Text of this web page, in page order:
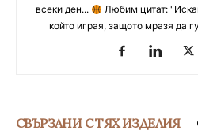
всеки ден...
Любим цитат:
който играя, защото мразя да
СВЪРЗАНИ С ТЯХ ИЗДЕЛИЯ